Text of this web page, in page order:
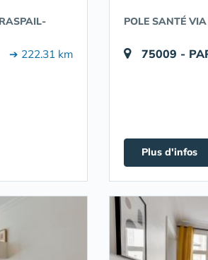
➔ 222.31 km
POLE SANTÉ
75009 -
Plus d'infos